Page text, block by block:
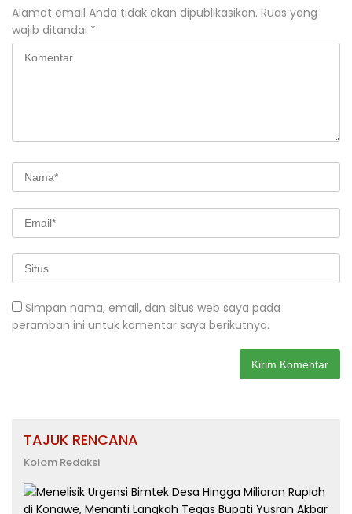
Alamat email Anda tidak akan dipublikasikan. Ruas yang
wajib ditandai *
Simpan nama, email, dan situs web saya pada
peramban ini untuk komentar saya berikutnya.
TAJUK RENCANA
Kolom Redaksi